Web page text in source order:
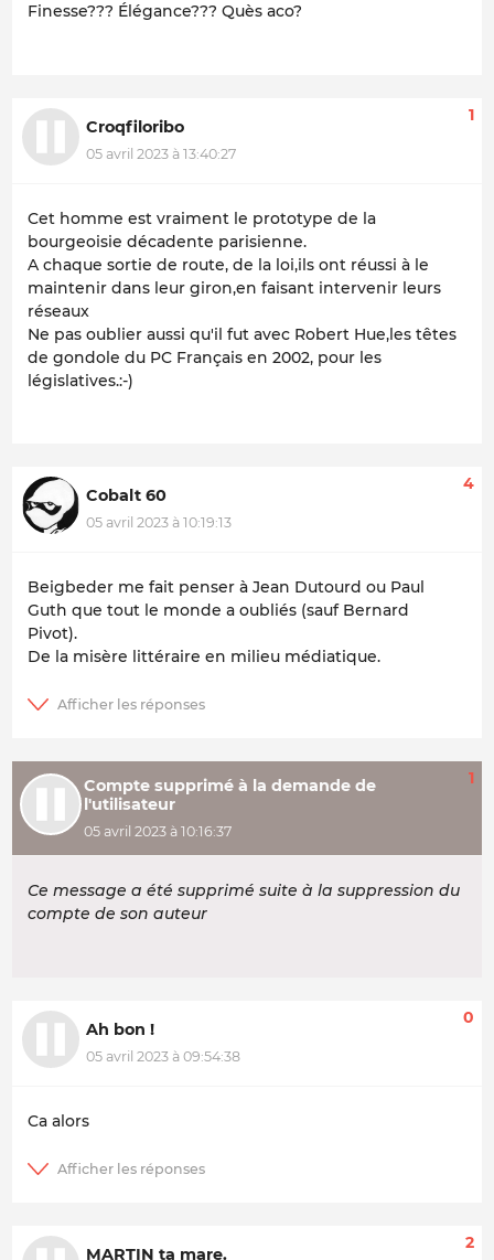
Finesse??? Élégance??? Quès aco?
Croqfiloribo
05 avril 2023 à 13:40:27
1
Cet homme est vraiment le prototype de la
bourgeoisie décadente parisienne.
A chaque sortie de route, de la loi,ils ont réussi à le
maintenir dans leur giron,en faisant intervenir leurs
réseaux
Ne pas oublier aussi qu'il fut avec Robert Hue,les têtes
de gondole du PC Français en 2002, pour les
législatives.:-)
Cobalt 60
05 avril 2023 à 10:19:13
4
Beigbeder me fait penser à Jean Dutourd ou Paul
Guth que tout le monde a oubliés (sauf Bernard
Pivot).
De la misère littéraire en milieu médiatique.
Compte supprimé à la demande de
l'utilisateur
05 avril 2023 à 10:16:37
1
Ce message a été supprimé suite à la suppression du
compte de son auteur
Ah bon !
05 avril 2023 à 09:54:38
0
Ca alors
MARTIN ta mare.
2